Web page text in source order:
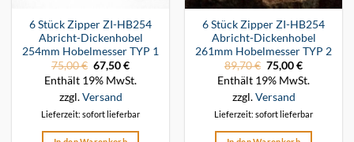
6 Stück Zipper ZI-HB254
Abricht-Dickenhobel
254mm Hobelmesser TYP 1
75,00€ Ursprünglicher
Preis
war:
75,00 €
67,50€
Preis
ist:
Enthält 19% MwSt.
zzgl.Versand
Lieferzeit: sofort lieferbar
6 Stück Zipper ZI-HB254
Abricht-Dickenhobel
261mm Hobelmesser TYP 2
89,70€ Ursprünglicher
Preis
war:
89,70 €
75,00€
Preis
ist:
Enthält 19% MwSt.
zzgl.Versand
Lieferzeit: sofort lieferbar